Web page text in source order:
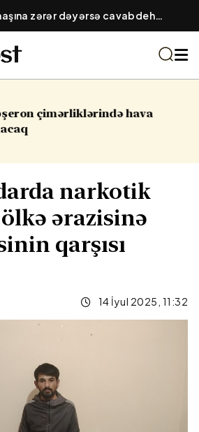
zərər dəyərsə cavabdeh
hüquqi öhdəliyi
16 yaşlı
narkotik
ərazisinə
qarşısı
14 İyul 2025, 11:32